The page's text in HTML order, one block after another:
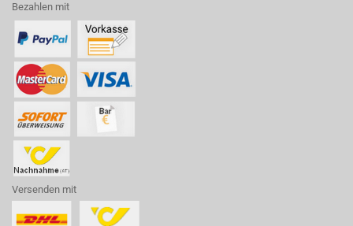
Bezahlen mit
Versenden mit